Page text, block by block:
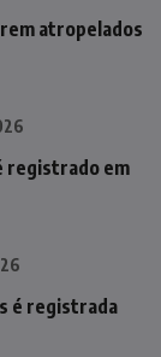
atropelados
registrado em
é registrada